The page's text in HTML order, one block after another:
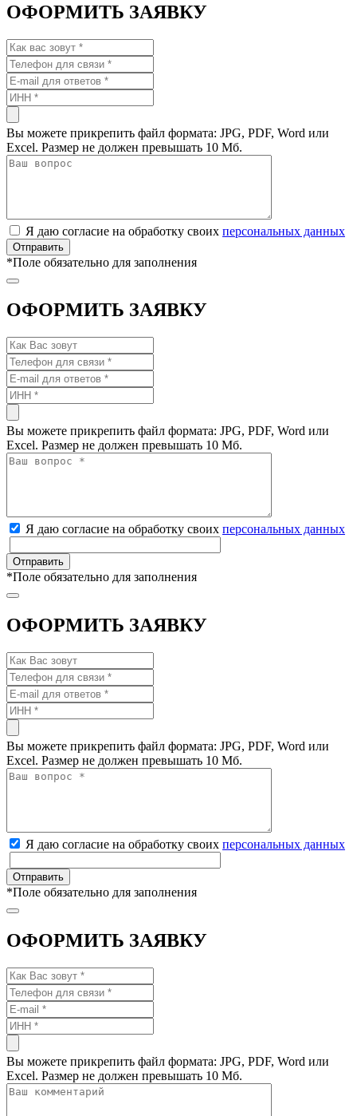
ОФОРМИТЬ ЗАЯВКУ
Вы можете прикрепить файл формата: JPG, PDF, Word или
Excel. Размер не должен превышать 10 Мб.
Я даю согласие на обработку своих персональных данных
*Поле обязательно для заполнения
ОФОРМИТЬ ЗАЯВКУ
Вы можете прикрепить файл формата: JPG, PDF, Word или
Excel. Размер не должен превышать 10 Мб.
Я даю согласие на обработку своих персональных данных
*Поле обязательно для заполнения
ОФОРМИТЬ ЗАЯВКУ
Вы можете прикрепить файл формата: JPG, PDF, Word или
Excel. Размер не должен превышать 10 Мб.
Я даю согласие на обработку своих персональных данных
*Поле обязательно для заполнения
ОФОРМИТЬ ЗАЯВКУ
Вы можете прикрепить файл формата: JPG, PDF, Word или
Excel. Размер не должен превышать 10 Мб.